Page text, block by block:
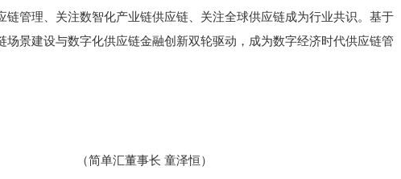
链管理、关注数智化产业链供应链、关注全球供应链成为行业共识。基于
场景建设与数字化供应链金融创新双轮驱动，成为数字经济时代供应链管
（简单汇董事长 童泽恒）